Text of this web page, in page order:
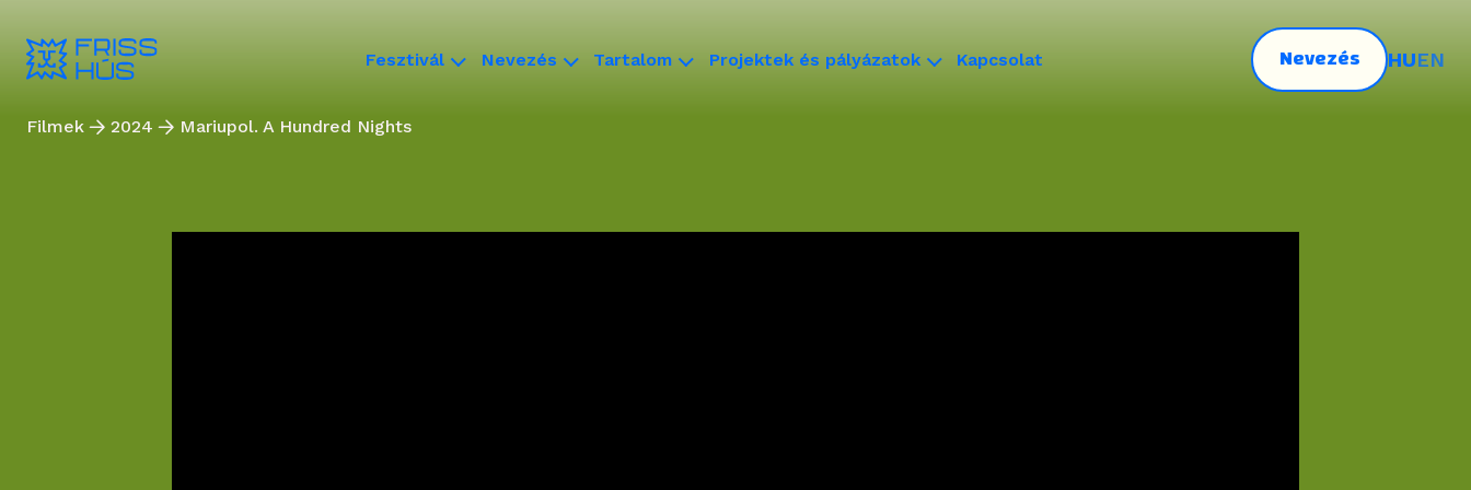
Fesztivál Nevezés Tartalom Projektek és pályázatok Kapcsolat Nevezés HUEN
Filmek 2024 Mariupol. A Hundred Nights